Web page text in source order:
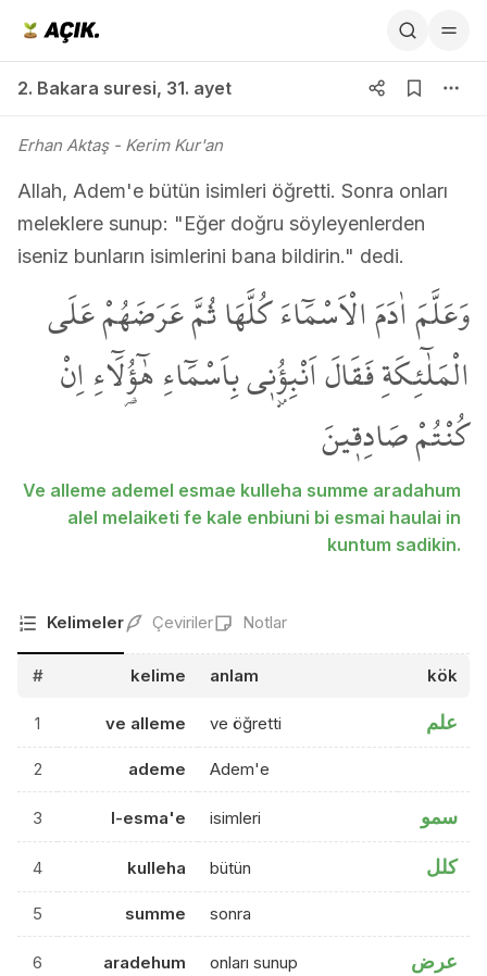
2. Bakara suresi, 31. ayet
Erhan Aktaş- Kerim Kur'an
Allah, Adem'e bütün isimleri öğretti. Sonra onları
meleklere sunup: "Eğer doğru söyleyenlerden
iseniz bunların isimlerini bana bildirin." dedi.
وَعَلَّمَ اٰدَمَ الْاَسْمَٓاءَ كُلَّهَا ثُمَّ عَرَضَهُمْ عَلَى
الْمَلٰٓئِكَةِ فَقَالَ اَنْبِؤُ۫ن۪ي بِاَسْمَٓاءِ هٰٓؤُ۬لَٓاءِ اِنْ
كُنْتُمْ صَادِق۪ينَ
Ve alleme ademel esmae kulleha summe aradahum
alel melaiketi fe kale enbiuni bi esmai haulai in
kuntum sadikin.
Kelimeler Çeviriler Notlar
# kelime anlam kök
1 ve alleme ve öğretti علم
2 ademe Adem'e
3 l-esma'e isimleri سمو
4 kulleha bütün كلل
5 summe sonra
6 aradehum onları sunup عرض